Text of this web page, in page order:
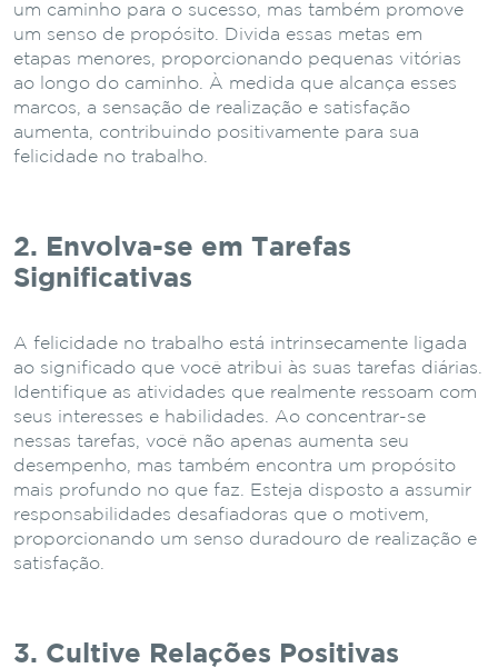
um caminho para o sucesso, mas também promove
um senso de propósito. Divida essas metas em
etapas menores, proporcionando pequenas vitórias
ao longo do caminho. À medida que alcança esses
marcos, a sensação de realização e satisfação
aumenta, contribuindo positivamente para sua
felicidade no trabalho.
2. Envolva-se em Tarefas
Significativas
A felicidade no trabalho está intrinsecamente ligada
ao significado que você atribui às suas tarefas diárias.
Identifique as atividades que realmente ressoam com
seus interesses e habilidades. Ao concentrar-se
nessas tarefas, você não apenas aumenta seu
desempenho, mas também encontra um propósito
mais profundo no que faz. Esteja disposto a assumir
responsabilidades desafiadoras que o motivem,
proporcionando um senso duradouro de realização e
satisfação.
3. Cultive Relações Positivas